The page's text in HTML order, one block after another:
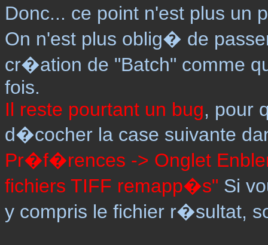
Donc... ce point n'est plus un
On n'est plus oblig� de
cr�ation de "Batch" comme
fois.
Il reste pourtant un bug, pour
d�cocher la case suivante
Pr�f�rences -> Onglet
fichiers TIFF remapp�s" Si
y compris le fichier r�sultat,